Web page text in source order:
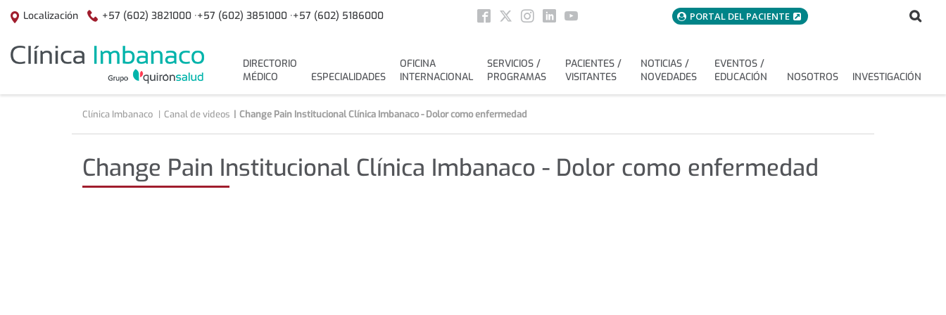
Localización +57 (602) 3821000 ·+57 (602) 3851000 ·+57 (602) 5186000
Social
menuAcceso
PORTAL DEL PACIENTE
Buscar
DIRECTORIO
MÉDICO
ESPECIALIDADES
OFICINA
INTERNACIONAL
SERVICIOS /
PROGRAMAS
PACIENTES /
VISITANTES
NOTICIAS /
NOVEDADES
EVENTOS /
EDUCACIÓN
NOSOTROS INVESTIGACIÓN
Clínica Imbanaco Canal de videos Change Pain Institucional Clínica Imbanaco - Dolor como enfermedad
Change Pain Institucional Clínica Imbanaco - Dolor como enfermedad